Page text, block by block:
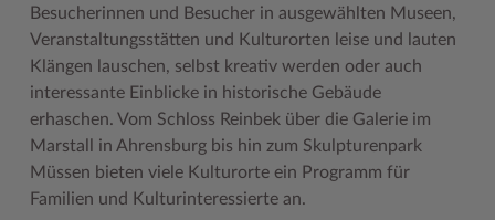
Besucherinnen und Besucher in ausgewählten Museen,
Veranstaltungsstätten und Kulturorten leise und lauten
Klängen lauschen, selbst kreativ werden oder auch
interessante Einblicke in historische Gebäude
erhaschen. Vom Schloss Reinbek über die Galerie im
Marstall in Ahrensburg bis hin zum Skulpturenpark
Müssen bieten viele Kulturorte ein Programm für
Familien und Kulturinteressierte an.